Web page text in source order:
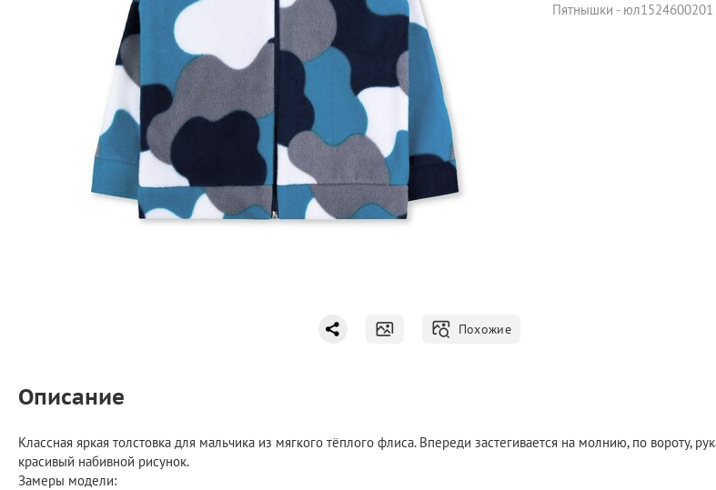
Похожие
Пятнышки - юл1524600201
Описание
Классная яркая толстовка для мальчика из мягкого тёплого флиса. Впереди застегивается на молнию, по вороту,
красивый набивной рисунок.
Замеры модели: